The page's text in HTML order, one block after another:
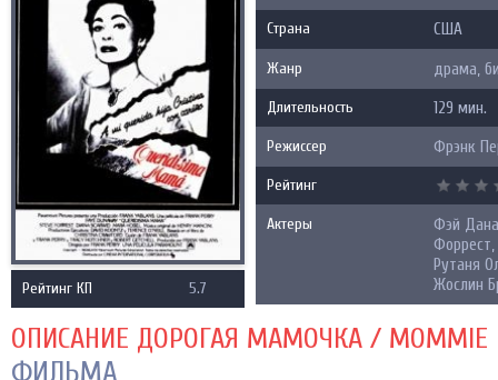
Рейтинг КП 5.7
Страна США
Жанр драма,
Длительность 129 мин.
Режиссер Фрэнк
Рейтинг
Актеры
Фэй
Рутаня
Жослин
ОПИСАНИЕ ДОРОГАЯ МАМОЧКА / MOMMIE
ФИЛЬМА